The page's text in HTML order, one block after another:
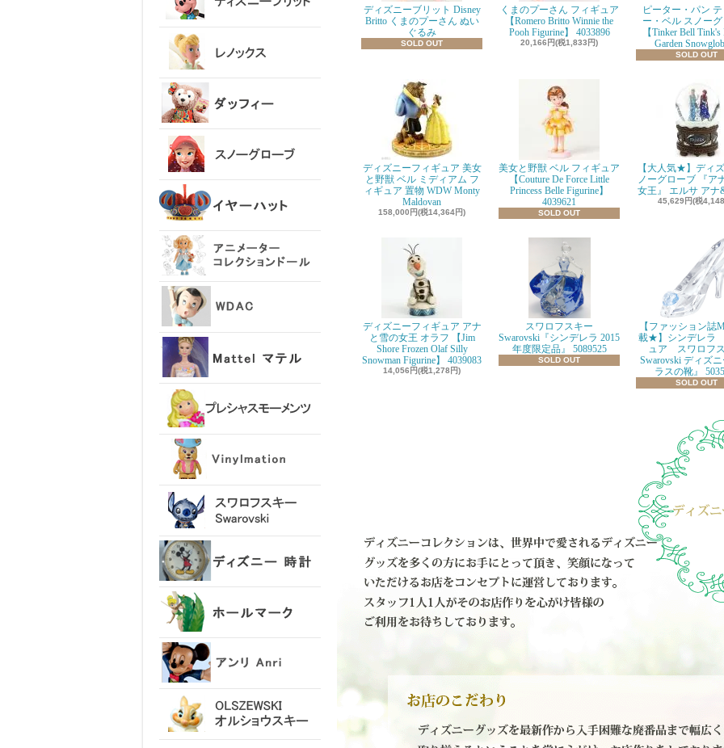
ディズニーブリット Disney
Britto くまのプーさん ぬい
ぐるみ
SOLD OUT
くまのプーさん フィギュア
【Romero Britto Winnie the
Pooh Figurine】 4033896
20,166円(税1,833円)
ピーター・パン
ー・ベル スノー
【Tinker Bell
Garden
SOLD OUT
ディズニーフィギュア 美女
と野獣 ベル ミディアム フ
ィギュア 置物 WDW Monty
Maldovan
158,000円(税14,364円)
美女と野獣 ベル フィギュア
【Couture De Force Little
Princess Belle Figurine】
4039621
SOLD OUT
【大人気★】ディ
ノーグローブ 『ア
女王』 エルサ アナ
45,629円(税
ディズニーフィギュア アナ
と雪の女王 オラフ 【Jim
Shore Frozen Olaf Silly
Snowman Figurine】 4039083
14,056円(税1,278円)
スワロフスキー
Swarovski『シンデレラ 2015
年度限定品』 5089525
SOLD OUT
【ファッション誌
載★】シンデレラ
ュア スワロフ
Swarovski ディズ
ラスの靴』
SOLD OUT